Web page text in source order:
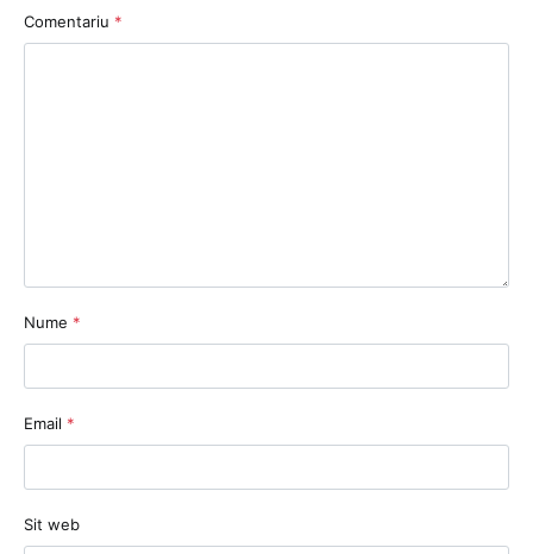
Comentariu *
Nume *
Email *
Sit web